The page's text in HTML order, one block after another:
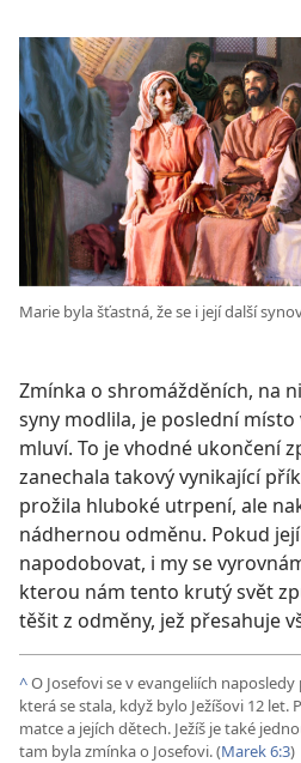
Marie byla šťastná, že se i její další
Zmínka o shromážděních, na
syny modlila, je poslední místo
mluví. To je vhodné ukončení
zanechala takový vynikající
prožila hluboké utrpení, ale
nádhernou odměnu. Pokud
napodobovat, i my se
kterou nám tento krutý svět
těšit z odměny, jež přesahuje
^O Josefovi se v evangeliích
která se stala, když bylo Ježíšovi 12 let.
matce a jejích dětech. Ježíš je také
tam byla zmínka o Josefovi. (Marek 6:3)